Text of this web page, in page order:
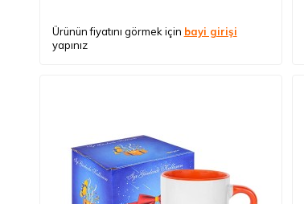
Ürünün fiyatını görmek için bayi girişi
yapınız